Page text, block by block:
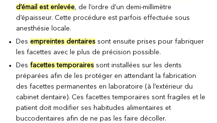
d’émail est enlevée, de l’ordre d’un demi-millimètre
d’épaisseur. Cette procédure est parfois effectuée sous
anesthésie locale.
Des empreintes dentaires sont ensuite prises pour fabriquer
les facettes avec le plus de précision possible.
Desfacettes temporaires sont installées sur les dents
préparées afin de les protéger en attendant la fabrication
des facettes permanentes en laboratoire (à l’extérieur du
cabinet dentaire). Ces facettes temporaires sont fragiles et le
patient doit modifier ses habitudes alimentaires et
buccodentaires afin de ne pas les faire décoller.